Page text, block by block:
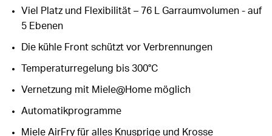
Viel Platz und Flexibilität – 76 L Garraumvolumen - auf
5 Ebenen
Die kühle Front schützt vor Verbrennungen
Temperaturregelung bis 300°C
Vernetzung mit Miele@Home möglich
Automatikprogramme
Miele AirFry für alles Knusprige und Krosse